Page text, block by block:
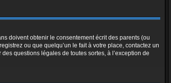
doivent obtenir le consentement écrit des parents (ou
ou que quelqu’un le fait à votre place, contactez un
questions légales de toutes sortes, à l’exception de